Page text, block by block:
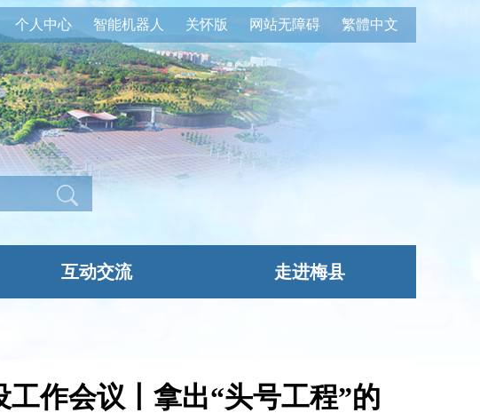
繁體中文
网站无障碍
关怀版
智能机器人
个人中心
互动交流 走进梅县
作会议丨拿出“头号工程”的